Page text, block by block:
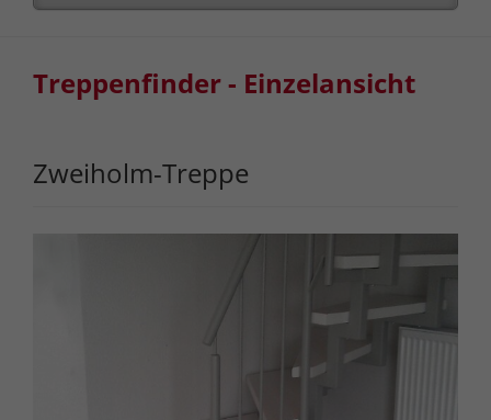
Treppenfinder - Einzelansicht
Zweiholm-Treppe